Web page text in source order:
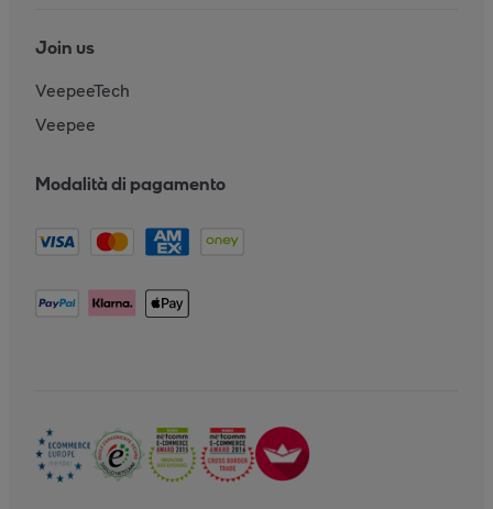
Join us
VeepeeTech
Veepee
Modalità di pagamento